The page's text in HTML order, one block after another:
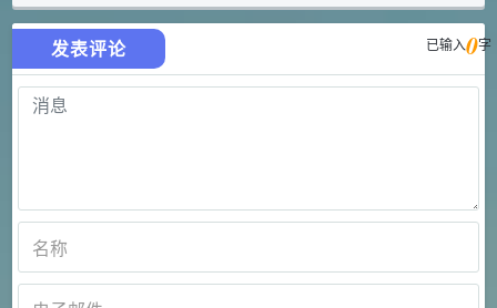
发表评论 已输入0字